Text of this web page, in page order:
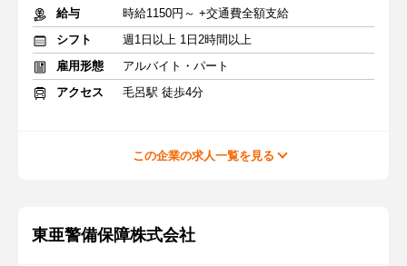
給与
時給1150円～ +交通費全額支給
シフト
週1日以上 1日2時間以上
雇用形態
アルバイト・パート
アクセス
毛呂駅 徒歩4分
この企業の求人一覧を見る
東亜警備保障株式会社